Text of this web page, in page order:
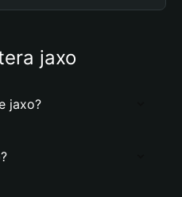
jaxo
jaxo?